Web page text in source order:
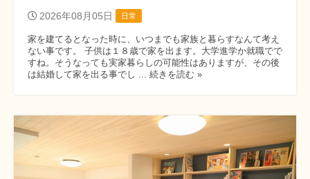
2026年08月05日 日常
家を建てるとなった時に、いつまでも家族と暮らすなんて考え
ない事です。 子供は１８歳で家を出ます。大学進学か就職でで
すね。そうなっても実家暮らしの可能性はありますが、その後
は結婚して家を出る事でし ... 続きを読む »